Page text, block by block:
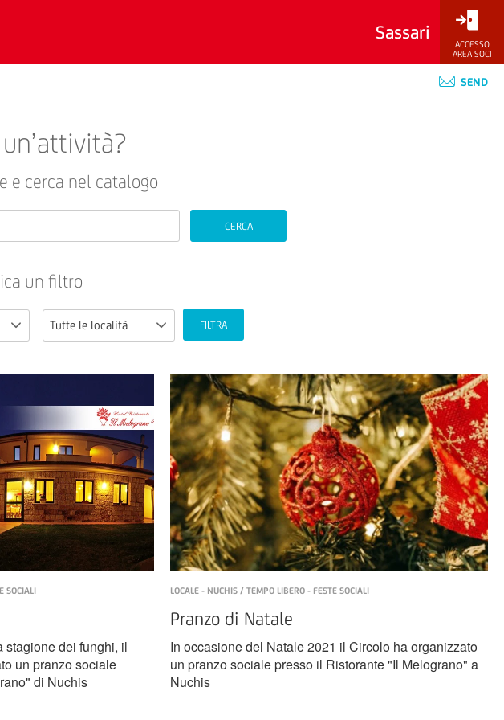
Sassari
ACCESSO
AREA SOCI
SEND
e cerca nel catalogo
CERCA
un filtro
Tutte le località FILTRA
SOCIALI
stagione dei funghi, il
un pranzo sociale
di Nuchis
LOCALE - NUCHIS / TEMPO LIBERO - FESTE SOCIALI
Pranzo di Natale
In occasione del Natale 2021 il Circolo ha organizzato
un pranzo sociale presso il Ristorante "Il Melograno" a
Nuchis